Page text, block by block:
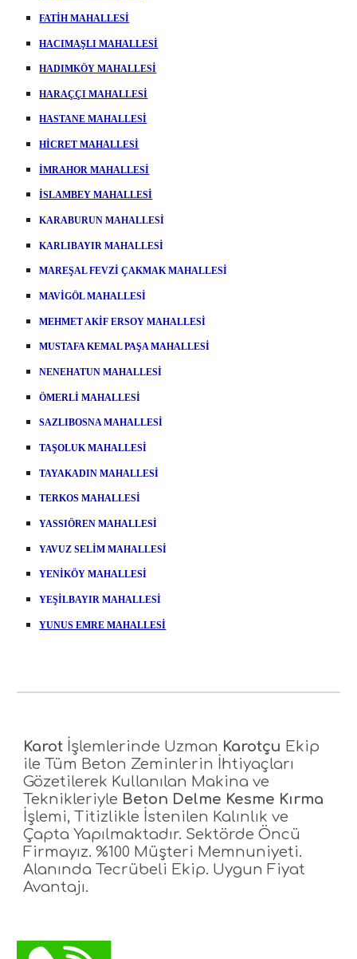
FATİH MAHALLESİ
HACIMAŞLI MAHALLESİ
HADIMKÖY MAHALLESİ
HARAÇÇI MAHALLESİ
HASTANE MAHALLESİ
HİCRET MAHALLESİ
İMRAHOR MAHALLESİ
İSLAMBEY MAHALLESİ
KARABURUN MAHALLESİ
KARLIBAYIR MAHALLESİ
MAREŞAL FEVZİ ÇAKMAK MAHALLESİ
MAVİGÖL MAHALLESİ
MEHMET AKİF ERSOY MAHALLESİ
MUSTAFA KEMAL PAŞA MAHALLESİ
NENEHATUN MAHALLESİ
ÖMERLİ MAHALLESİ
SAZLIBOSNA MAHALLESİ
TAŞOLUK MAHALLESİ
TAYAKADIN MAHALLESİ
TERKOS MAHALLESİ
YASSIÖREN MAHALLESİ
YAVUZ SELİM MAHALLESİ
YENİKÖY MAHALLESİ
YEŞİLBAYIR MAHALLESİ
YUNUS EMRE MAHALLESİ
Karot İşlemlerinde Uzman Karotçu Ekip
ile Tüm Beton Zeminlerin İhtiyaçları
Gözetilerek Kullanılan Makina ve
Teknikleriyle Beton Delme Kesme Kırma
İşlemi, Titizlikle İstenilen Kalınlık ve
ÇaptaYapılmaktadır. Sektörde Öncü
Firmayız. %100 Müşteri Memnuniyeti.
Alanında Tecrübeli Ekip. Uygun Fiyat
Avantajı.